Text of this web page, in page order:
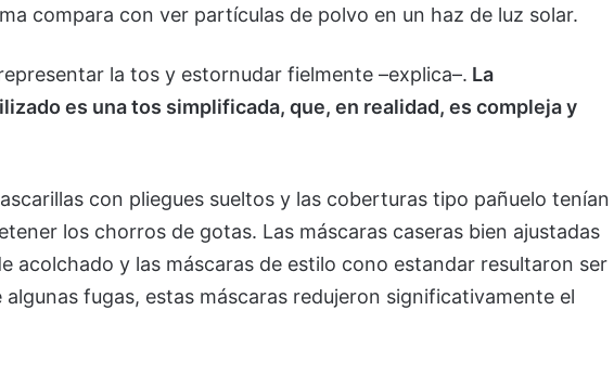
compara con ver partículas de polvo en un haz de luz solar.
la tos y estornudar fielmente –explica–. La
es una tos simplificada, que, en realidad, es compleja y
con pliegues sueltos y las coberturas tipo pañuelo tenían
los chorros de gotas. Las máscaras caseras bien ajustadas
acolchado y las máscaras de estilo cono estandar resultaron ser
fugas, estas máscaras redujeron significativamente el